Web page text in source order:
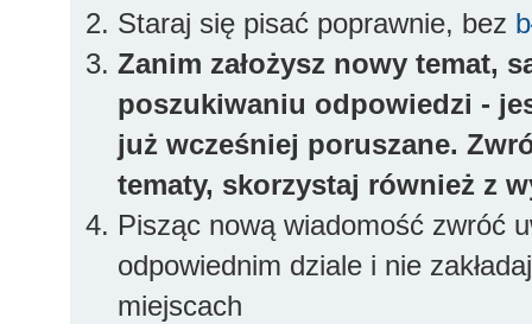
Staraj się pisać poprawnie, bez
Zanim założysz nowy temat,
poszukiwaniu odpowiedzi -
już wcześniej poruszane.
tematy, skorzystaj również z
Pisząc nową wiadomość zwróć
odpowiednim dziale i nie
miejscach